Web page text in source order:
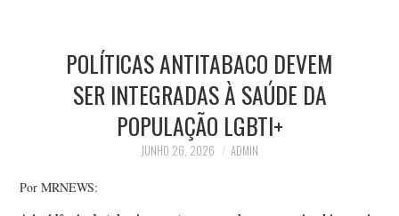
POLÍTICAS ANTITABACO DEVEM
SER INTEGRADAS À SAÚDE DA
POPULAÇÃO LGBTI+
JUNHO 26, 2026 ADMIN
Por MRNEWS: